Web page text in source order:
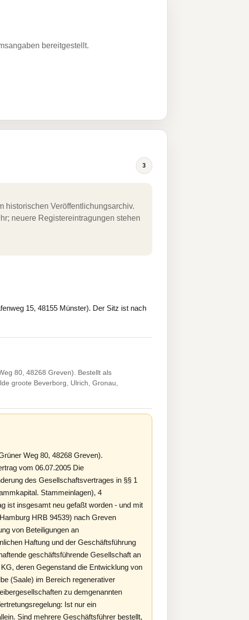
bereitgestellt.
3
historischen Veröffentlichungsarchiv.
neuere Registereintragungen stehen
15, 48155 Münster). Der Sitz ist nach
80, 48268 Greven). Bestellt als
groote Beverborg, Ulrich, Gronau,
Weg 80, 48268 Greven).
vom 06.07.2005 Die
des Gesellschaftsvertrages in §§ 1
Stammeinlagen), 4
ist insgesamt neu gefaßt worden - und mit
HRB 94539) nach Greven
von Beteiligungen an
Haftung und der Geschäftsführung
geschäftsführende Gesellschaft an
deren Gegenstand die Entwicklung von
(Saale) im Bereich regenerativer
zu demgenannten
Ist nur ein
Sind mehrere Geschäftsführer bestellt,